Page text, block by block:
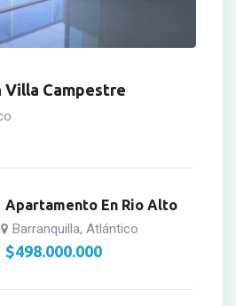
Villa Campestre
Apartamento En Rio Alto
Barranquilla, Atlántico
$498.000.000